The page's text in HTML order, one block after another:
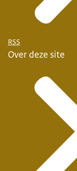
RSS
Over deze site